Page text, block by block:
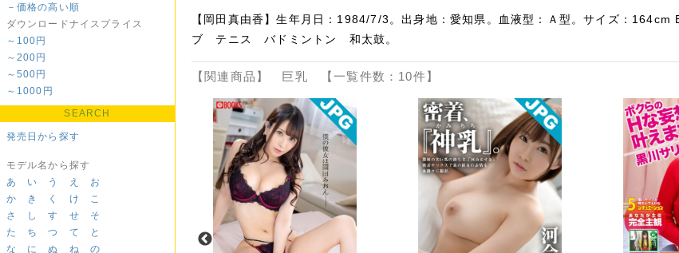
－価格の高い順
ダウンロードナイスプライス
～100円
～200円
～500円
～1000円
SEARCH
発売日から探す
モデル名から探す
あ
い う え
お
か
き く け
こ
さ
し す せ
そ
た
ち つ て
と
な
に ぬ ね
の
【岡田真由香】生年月日：1984/7/3。出身地：愛知県。血液型：Ａ型。サイズ：
ブ テニス バドミントン 和太鼓。
【関連商品】 巨乳 【一覧件数：10件】